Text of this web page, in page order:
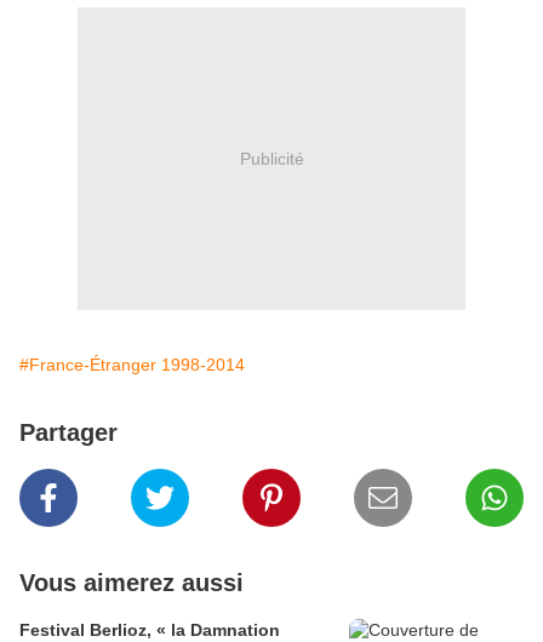
Publicité
#France-Étranger 1998-2014
Partager
Vous aimerez aussi
Festival Berlioz, « la Damnation